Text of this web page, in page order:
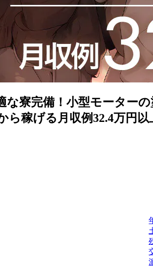
な寮完備！小型モーター
ら稼げる月収例32.4万円